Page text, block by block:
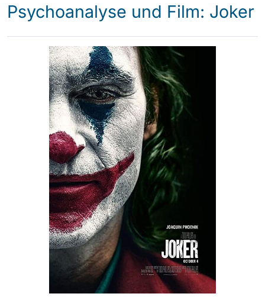
Psychoanalyse und Film: Joker